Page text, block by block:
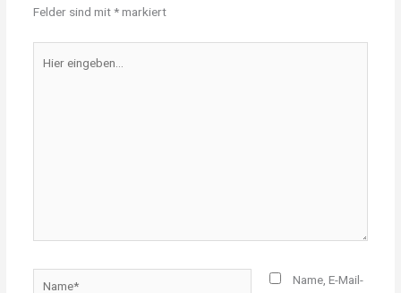
Felder sind mit*markiert
eingeben…
Name, E-Mail-